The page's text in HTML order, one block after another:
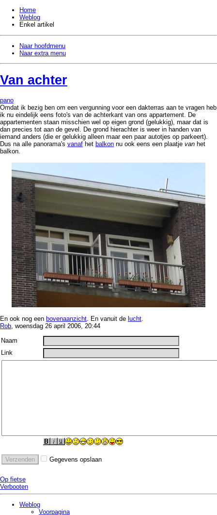
Home
Weblog
Enkel artikel
Naar hoofdmenu
Naar extra menu
Van achter
pano
Omdat ik bezig ben om een vergunning voor een dakterras aan te vragen heb
ik nu eindelijk eens foto's van de achterkant van ons appartement. De
appartementen staan misschien wel op eigen grond (gelukkig), maar dat is
dan precies tot aan de gevel. De grond hierachter is weer in handen van
iemand anders (die er gelukkig alleen maar een paar autotjes op parkeert).
Dus na alle panorama's vanaf het balkon nu ook eens een plaatje van het
balkon.
En ook nog een bovenaanzicht. En vanuit de lucht.
Rob, woensdag 26 april 2006, 20:44
Naam
Link
Gegevens opslaan
Op fietse
Verbooten
Weblog
Voorpagina